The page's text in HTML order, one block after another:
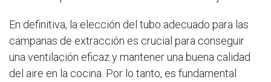
En definitiva, la elección del tubo adecuado para las
campanas de extracción es crucial para conseguir
una ventilación eficaz y mantener una buena calidad
del aire en la cocina. Por lo tanto, es fundamental